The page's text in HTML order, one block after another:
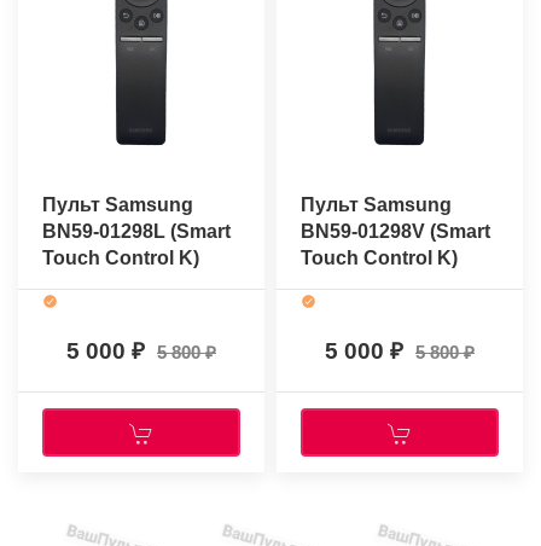
Пульт Samsung
BN59-01298L (Smart
Touch Control K)
(оригинальный)
5 000 5 800
Пульт Samsung
BN59-01298V (Smart
Touch Control K)
(оригинальный)
5 000 5 800